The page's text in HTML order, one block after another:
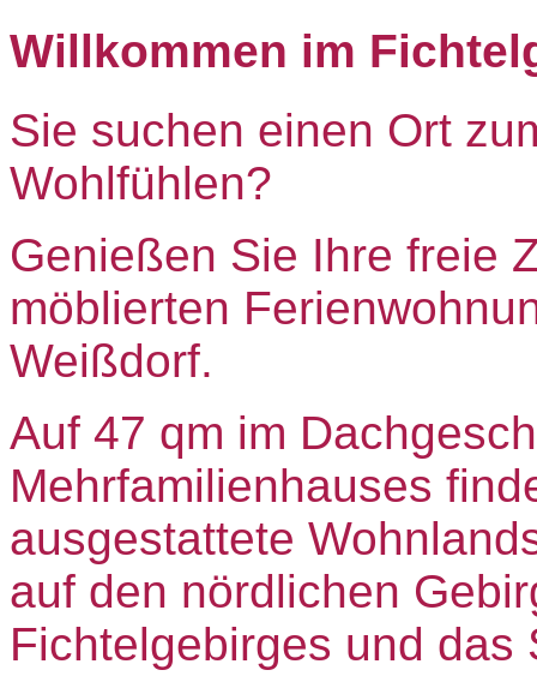
Willkommen im
Sie suchen einen Ort
Wohlfühlen?
Genießen Sie Ihre freie
möblierten
Weißdorf.
Auf 47 qm im
Mehrfamilienhauses
ausgestattete
auf den nördlichen
Fichtelgebirges und das